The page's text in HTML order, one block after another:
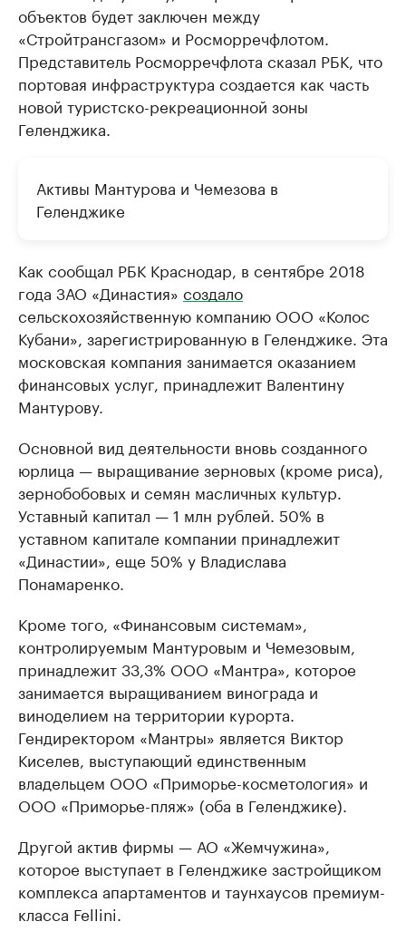
объектов будет заключен между
«Стройтрансгазом» и Росморречфлотом.
Представитель Росморречфлота сказал РБК, что
портовая инфраструктура создается как часть
новой туристско-рекреационной зоны
Геленджика.
Активы Мантурова и Чемезова в
Геленджике
Как сообщал РБК Краснодар, в сентябре 2018
года ЗАО «Династия» создало
сельскохозяйственную компанию ООО «Колос
Кубани», зарегистрированную в Геленджике. Эта
московская компания занимается оказанием
финансовых услуг, принадлежит Валентину
Мантурову.
Основной вид деятельности вновь созданного
юрлица — выращивание зерновых (кроме риса),
зернобобовых и семян масличных культур.
Уставный капитал — 1 млн рублей. 50% в
уставном капитале компании принадлежит
«Династии», еще 50% у Владислава
Понамаренко.
Кроме того, «Финансовым системам»,
контролируемым Мантуровым и Чемезовым,
принадлежит 33,3% ООО «Мантра», которое
занимается выращиванием винограда и
виноделием на территории курорта.
Гендиректором «Мантры» является Виктор
Киселев, выступающий единственным
владельцем ООО «Приморье-косметология» и
ООО «Приморье-пляж» (оба в Геленджике).
Другой актив фирмы — АО «Жемчужина»,
которое выступает в Геленджике застройщиком
комплекса апартаментов и таунхаусов премиум-
класса Fellini.